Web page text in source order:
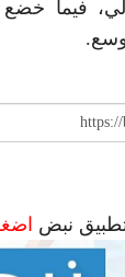
تطبيق نبض